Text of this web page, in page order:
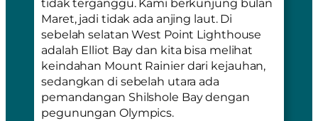
tidak terganggu. Kami berkunjung bulan
Maret, jadi tidak ada anjing laut. Di
sebelah selatan West Point Lighthouse
adalah Elliot Baydan kita bisa melihat
keindahan Mount Rainier dari kejauhan,
sedangkan di sebelah utara ada
pemandangan Shilshole Baydengan
pegunungan Olympics.